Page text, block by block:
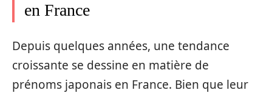
en France
Depuis quelques années, une tendance
croissante se dessine en matière de
prénoms japonais en France. Bien que leur